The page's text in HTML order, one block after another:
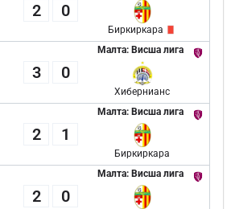
2 0
Биркиркара
Малта: Висша лига
3 0
Хибернианс
Малта: Висша лига
2 1
Биркиркара
Малта: Висша лига
2 0